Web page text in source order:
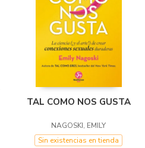
TAL COMO NOS GUSTA
NAGOSKI, EMILY
Sin existencias en tienda